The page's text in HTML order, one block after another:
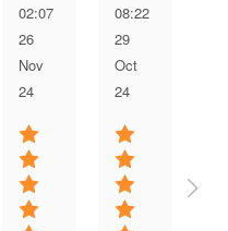
02:07
26
Nov
24
08:22
29
Oct
24